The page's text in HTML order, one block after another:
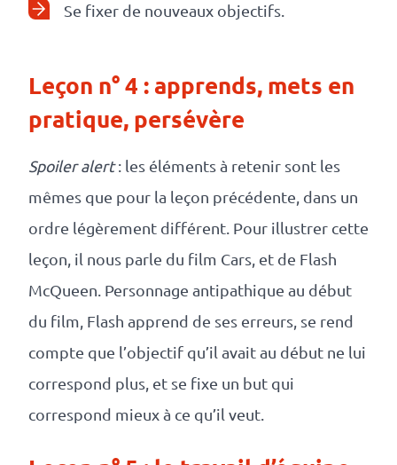
Se fixer de nouveaux objectifs.
Leçon n° 4 : apprends, mets en
pratique, persévère
Spoiler alert: les éléments à retenir sont les
mêmes que pour la leçon précédente, dans un
ordre légèrement différent. Pour illustrer cette
leçon, il nous parle du film Cars, et de Flash
McQueen. Personnage antipathique au début
du film, Flash apprend de ses erreurs, se rend
compte que l’objectif qu’il avait au début ne lui
correspond plus, et se fixe un but qui
correspond mieux à ce qu’il veut.